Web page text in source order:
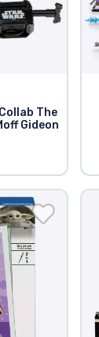
The
Gideon